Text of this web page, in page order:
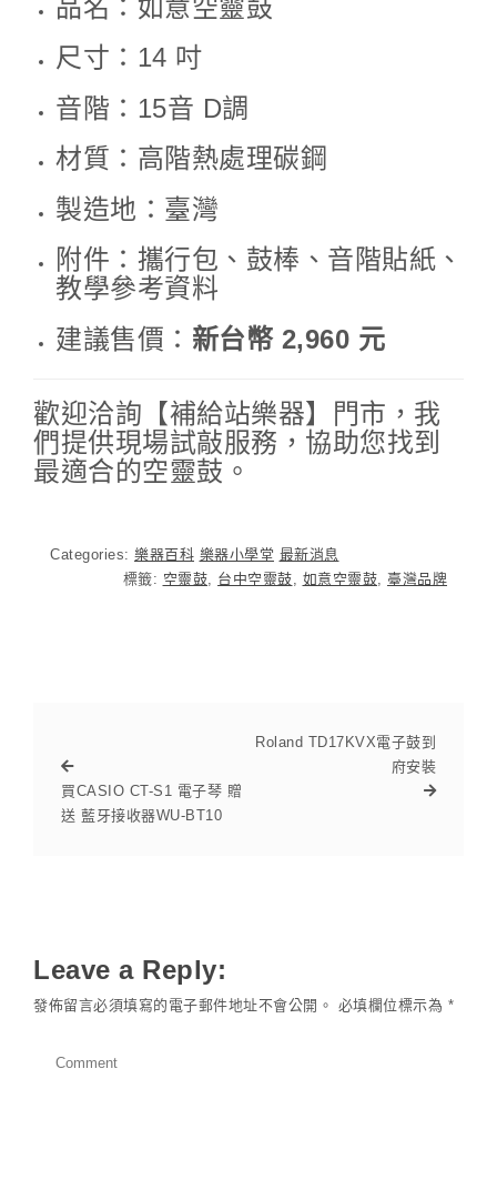
品名：如意空靈鼓
尺寸：14 吋
音階：15音 D調
材質：高階熱處理碳鋼
製造地：臺灣
附件：攜行包、鼓棒、音階貼紙、
教學參考資料
建議售價： 新台幣 2,960 元
歡迎洽詢【補給站樂器】門市，我
們提供現場試敲服務，協助您找到
最適合的空靈鼓。
Categories: 樂器百科 樂器小學堂 最新消息
標籤: 空靈鼓, 台中空靈鼓, 如意空靈鼓, 臺灣品牌
買CASIO CT-S1 電子琴 贈
送 藍牙接收器WU-BT10
Roland TD17KVX電子鼓到
府安裝
Leave a Reply:
發佈留言必須填寫的電子郵件地址不會公開。 必填欄位標示為 *